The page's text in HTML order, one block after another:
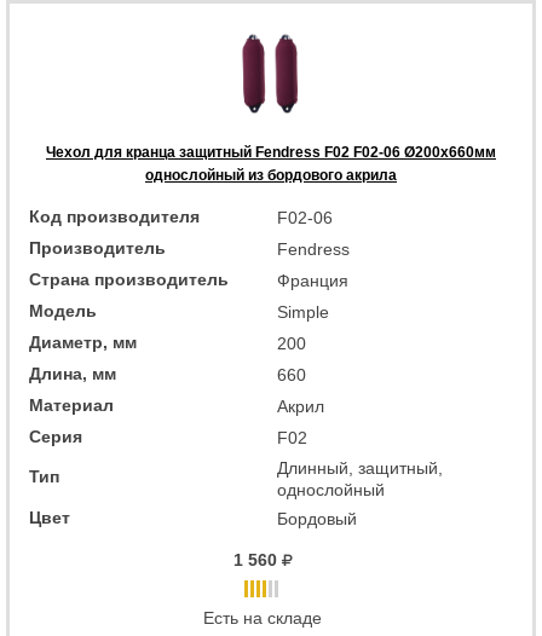
Чехол для кранца защитный Fendress F02 F02-06 Ø200х660мм
однослойный из бордового акрила
Код производителя
F02-06
Производитель
Fendress
Страна производитель
Франция
Модель
Simple
Диаметр, мм
200
Длина, мм
660
Материал
Акрил
Серия
F02
Тип
Длинный, защитный,
однослойный
Цвет
Бордовый
1 560
Есть на складе